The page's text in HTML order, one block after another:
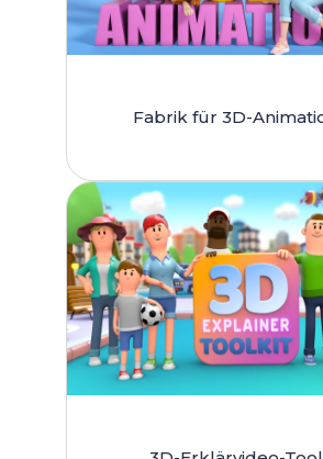
Fabrik für 3D-